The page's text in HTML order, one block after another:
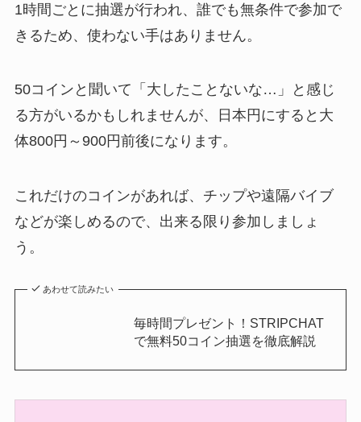
1時間ごとに抽選が行われ、誰でも無条件で参加で
きるため、使わない手はありません。
50コインと聞いて「大したことないな…」と感じ
る方がいるかもしれませんが、日本円にすると大
体800円～900円前後になります。
これだけのコインがあれば、チップや遠隔バイブ
などが楽しめるので、出来る限り参加しましょ
う。
あわせて読みたい
毎時間プレゼント！STRIPCHAT
で無料50コイン抽選を徹底解説